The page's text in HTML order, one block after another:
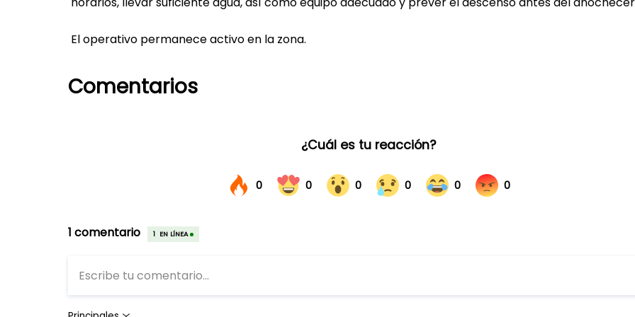
El operativo permanece activo en la zona.
Comentarios